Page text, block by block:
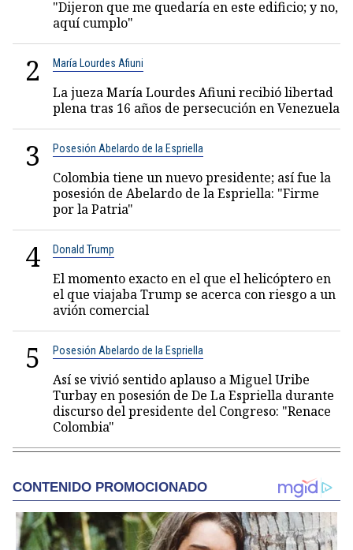
"Dijeron que me quedaría en este edificio; y no,
aquí cumplo"
2 María Lourdes Afiuni
La jueza María Lourdes Afiuni recibió libertad
plena tras 16 años de persecución en Venezuela
3 Posesión Abelardo de la Espriella
Colombia tiene un nuevo presidente; así fue la
posesión de Abelardo de la Espriella: "Firme
por la Patria"
4 Donald Trump
El momento exacto en el que el helicóptero en
el que viajaba Trump se acerca con riesgo a un
avión comercial
5 Posesión Abelardo de la Espriella
Así se vivió sentido aplauso a Miguel Uribe
Turbay en posesión de De La Espriella durante
discurso del presidente del Congreso: "Renace
Colombia"